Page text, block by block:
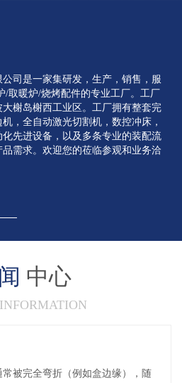
司是一家集研发，生产，销售，服
/取暖炉/烧烤配件的专业工厂。工厂
榭岛榭西工业区。工厂拥有整套完
，全自动激光切割机，数控冲床，
先进设备，以及多条专业的装配流
需求。欢迎您的莅临参观和业务洽
中心
被完全弯折（例如盒边缘），随